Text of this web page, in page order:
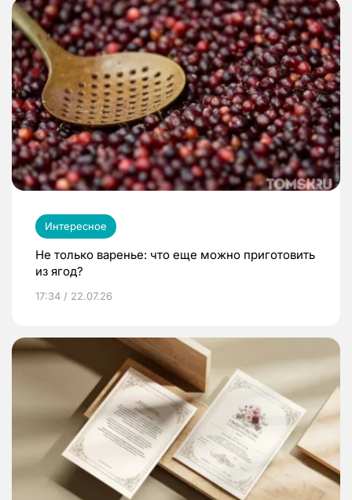
Интересное
Не только варенье: что еще можно приготовить
из ягод?
17:34 / 22.07.26